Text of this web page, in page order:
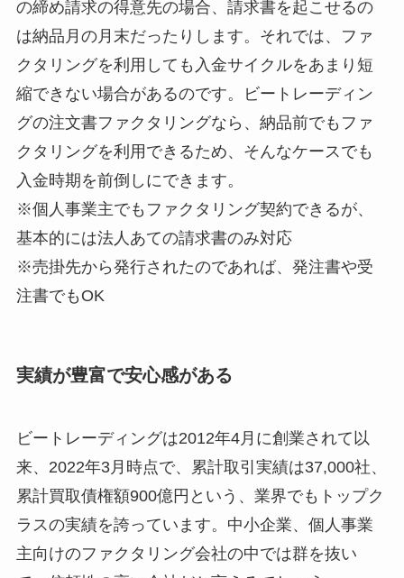
の締め請求の得意先の場合、請求書を起こせるの
は納品月の月末だったりします。それでは、ファ
クタリングを利用しても入金サイクルをあまり短
縮できない場合があるのです。ビートレーディン
グの注文書ファクタリングなら、納品前でもファ
クタリングを利用できるため、そんなケースでも
入金時期を前倒しにできます。
※個人事業主でもファクタリング契約できるが、
基本的には法人あての請求書のみ対応
※売掛先から発行されたのであれば、発注書や受
注書でもOK
実績が豊富で安心感がある
ビートレーディングは2012年4月に創業されて以
来、2022年3月時点で、累計取引実績は37,000社、
累計買取債権額900億円という、業界でもトップク
ラスの実績を誇っています。中小企業、個人事業
主向けのファクタリング会社の中では群を抜い